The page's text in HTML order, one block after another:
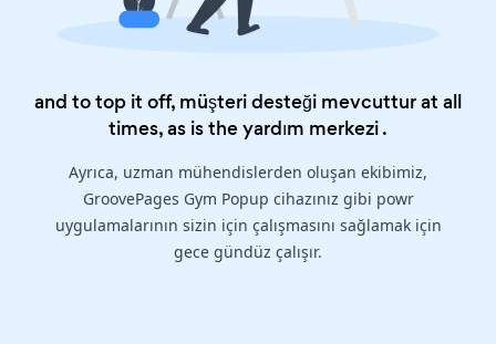
and to top it off, müşteri desteği mevcuttur at all
times, as is theyardım merkezi.
Ayrıca, uzman mühendislerden oluşan ekibimiz,
GroovePages Gym Popup cihazınız gibi powr
uygulamalarının sizin için çalışmasını sağlamak için
gece gündüz çalışır.